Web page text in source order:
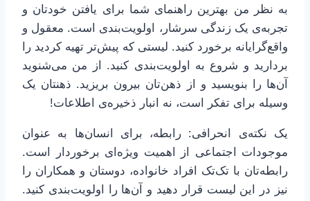
به نظر من بهترین راهنمای شما برای یافتن خودتان و
تجربه‌ی یک زندگی سرشار، اولویت‌بندی است. معقول و
واقع‌گرایانه برخورد کنید. لیستی که پیش‌تر تهیه کردید را
بردارید و شروع به اولویت‌بندی کنید. از من می‌شنوید
آن‌ها را بنویسید و از ذهن‌تان بیرون بریزید. ذهنتان یک
وسیله برای تفکر است، نه انبار ذخیره‌ی اطلاعات!
یک نکته‌ی انحرافی: رابطه، برای انسان‌ها به عنوان
موجودات اجتماعی از اهمیت ویژه‌ای برخوردار است.
رابطه‌تان با تک‌تک افراد خانواده، دوستان و همکاران را
نیز در این لیست قرار دهید و آن‌ها را اولویت‌بندی کنید.